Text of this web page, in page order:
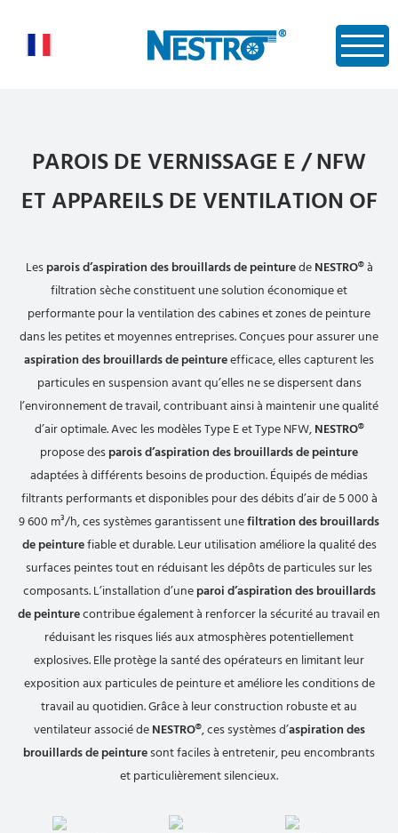
PAROIS DE VERNISSAGE E / NFW
ET APPAREILS DE VENTILATION OF
Lesparois d’aspiration des brouillards de peinturedeNESTRO®à
filtration sèche constituent une solution économique et
performante pour la ventilation des cabines et zones de peinture
dans les petites et moyennes entreprises. Conçues pour assurer une
aspiration des brouillards de peintureefficace, elles capturent les
particules en suspension avant qu’elles ne se dispersent dans
l’environnement de travail, contribuant ainsi à maintenir une qualité
d’air optimale. Avec les modèles Type E et Type NFW,NESTRO®
propose desparois d’aspiration des brouillards de peinture
adaptées à différents besoins de production. Équipés de médias
filtrants performants et disponibles pour des débits d’air de 5 000 à
9 600 m³/h, ces systèmes garantissent unefiltration des brouillards
de peinturefiable et durable. Leur utilisation améliore la qualité des
surfaces peintes tout en réduisant les dépôts de particules sur les
composants. L’installation d’uneparoi d’aspiration des brouillards
de peinturecontribue également à renforcer la sécurité au travail en
réduisant les risques liés aux atmosphères potentiellement
explosives. Elle protège la santé des opérateurs en limitant leur
exposition aux particules de peinture et améliore les conditions de
travail au quotidien. Grâce à leur construction robuste et au
ventilateur associé deNESTRO®, ces systèmes d’aspiration des
brouillards de peinturesont faciles à entretenir, peu encombrants
et particulièrement silencieux.